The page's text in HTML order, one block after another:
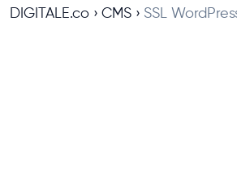
DIGITALE.co CMS SSL